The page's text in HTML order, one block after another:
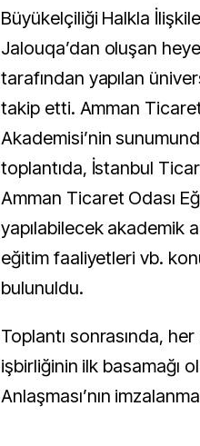
Büyükelçiliği Halkla
Jalouqa’dan oluşan
tarafından yapılan
takip etti. Amman
Akademisi’nin
toplantıda, İstanbul
Amman Ticaret Odası
yapılabilecek akademik
eğitim faaliyetleri vb.
bulunuldu.
Toplantı sonrasında,
işbirliğinin ilk basamağı
Anlaşması’nın